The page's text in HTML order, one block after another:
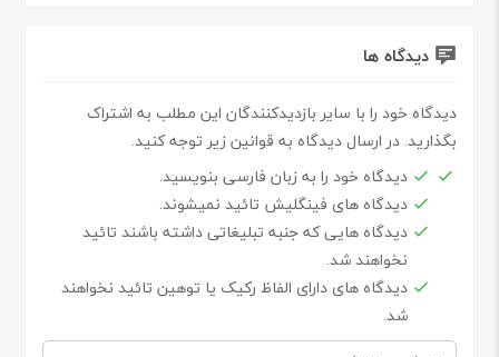
دیدگاه ها
دیدگاه خود را با سایر بازدیدکنندگان این مطلب به اشتراک
بگذارید. در ارسال دیدگاه به قوانین زیر توجه کنید.
دیدگاه خود را به زبان فارسی بنویسید.
دیدگاه های فینگلیش تائید نمیشوند.
دیدگاه هایی که جنبه تبلیغاتی داشته باشند تائید
نخواهند شد.
دیدگاه های دارای الفاظ رکیک یا توهین تائید نخواهند
شد.